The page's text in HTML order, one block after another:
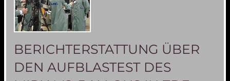
BERICHTERSTATTUNG ÜBER
DEN AUFBLASTEST DES